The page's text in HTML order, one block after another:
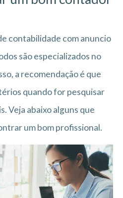
contabilidade com anuncio
são especializados no
a recomendação é que
quando for pesquisar
Veja abaixo alguns que
um bom profissional.